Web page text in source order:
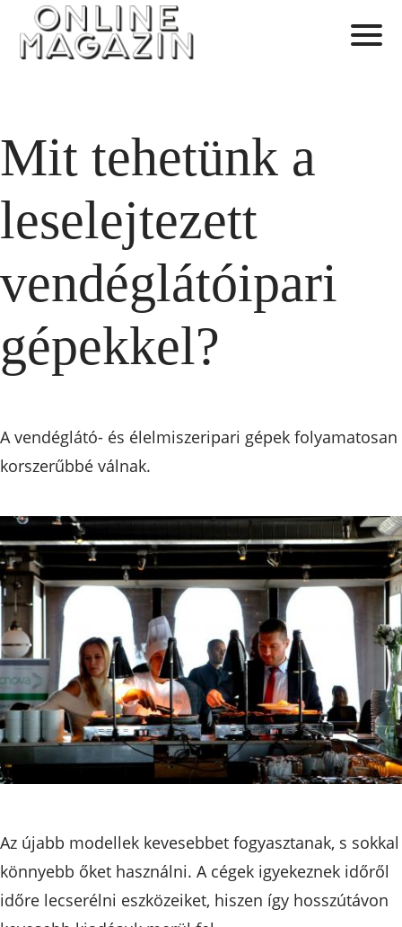
Mit tehetünk a
leselejtezett
vendéglátóipari
gépekkel?
A vendéglátó- és élelmiszeripari gépek folyamatosan
korszerűbbé válnak.
Az újabb modellek kevesebbet fogyasztanak, s sokkal
könnyebb őket használni. A cégek igyekeznek időről
időre lecserélni eszközeiket, hiszen így hosszútávon